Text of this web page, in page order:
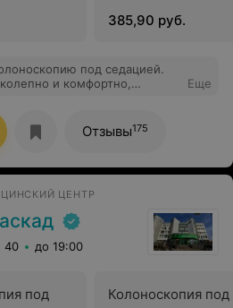
385,90 руб.
под седацией.
и комфортно,
мне врача, анастезиолога,
врачу-анастезиологу
чуткость,
Девочки администраторы
Еще
Отзывы175
ЦЕНТР
40 до 19:00
под
Колоноскопия